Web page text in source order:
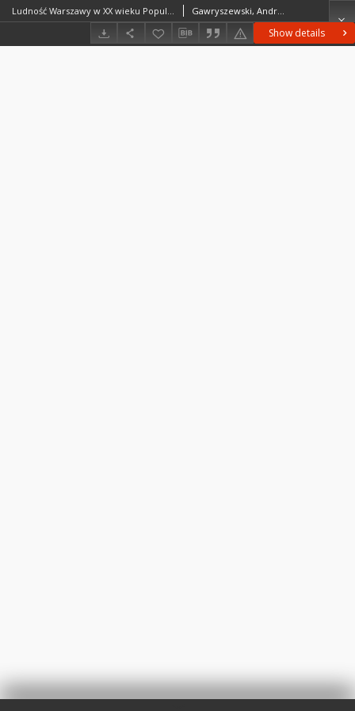
Show details
Ludność Warszawy w XX wieku Population of Warsaw in the 20th century Monografie / Polska Akademia Nauk. Instytut Geografii i Przestrzennego Zagospodarowania. Gawryszewski, Andrzej (1939– )